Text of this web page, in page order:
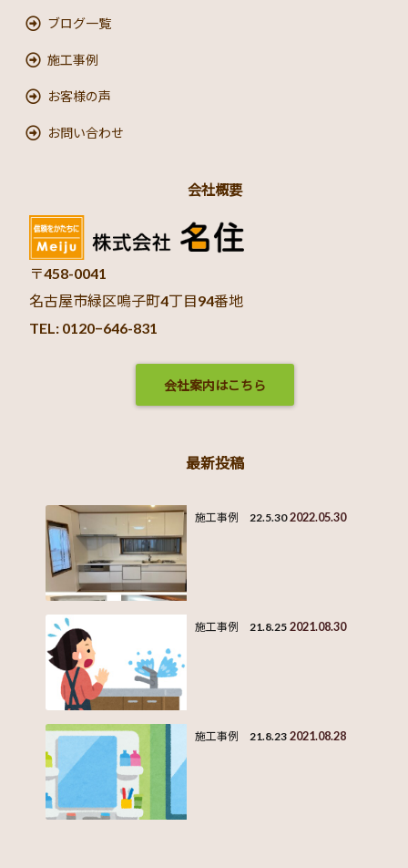
ブログ一覧
施工事例
お客様の声
お問い合わせ
会社概要
〒458-0041
名古屋市緑区鳴子町4丁目94番地
TEL: 0120−646-831
会社案内はこちら
最新投稿
施工事例 22.5.30 2022.05.30
施工事例 21.8.25 2021.08.30
施工事例 21.8.23 2021.08.28